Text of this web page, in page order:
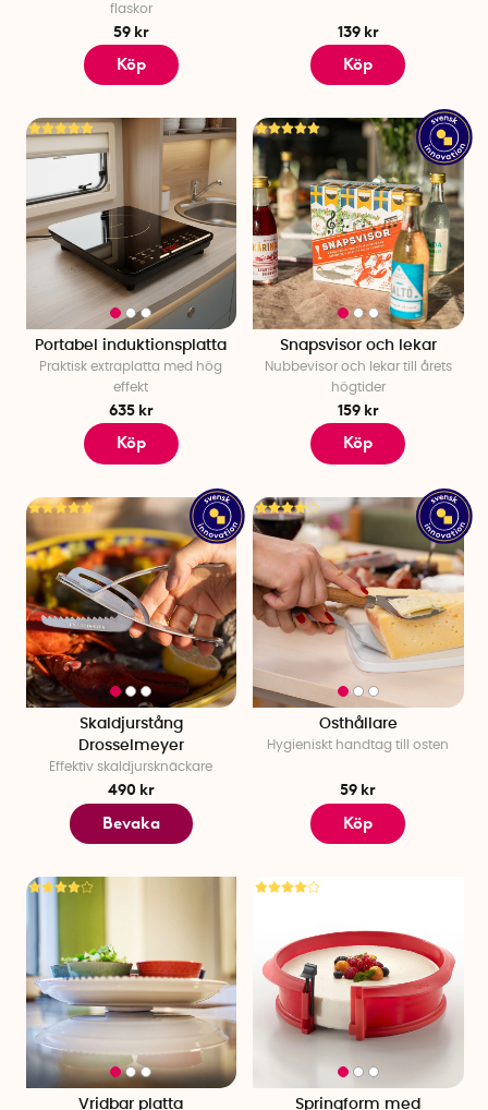
flaskor
59 kr
Köp
139 kr
Köp
Portabel induktionsplatta
Praktisk extraplatta med hög
effekt
635 kr
Köp
Snapsvisor och lekar
Nubbevisor och lekar till årets
högtider
159 kr
Köp
Skaldjurstång
Drosselmeyer
Effektiv skaldjursknäckare
490 kr
Bevaka
Osthållare
Hygieniskt handtag till osten
59 kr
Köp
Vridbar platta
Springform med